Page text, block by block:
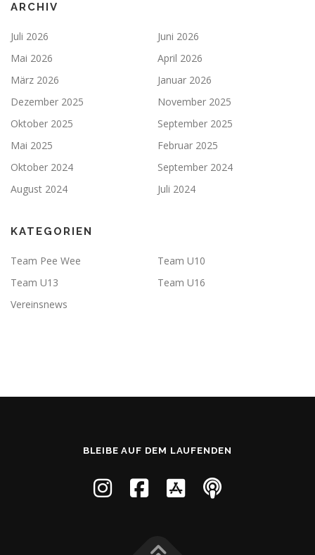
ARCHIV
Juli 2026
Juni 2026
Mai 2026
April 2026
März 2026
Januar 2026
Dezember 2025
November 2025
Oktober 2025
September 2025
Mai 2025
Februar 2025
Oktober 2024
September 2024
August 2024
Juli 2024
KATEGORIEN
Team Pee Wee
Team U10
Team U13
Team U16
Vereinsnews
BLEIBE AUF DEM LAUFENDEN